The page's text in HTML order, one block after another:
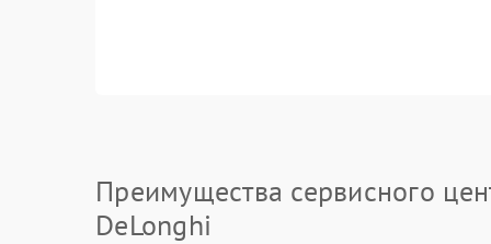
Преимущества сервисного
DeLonghi